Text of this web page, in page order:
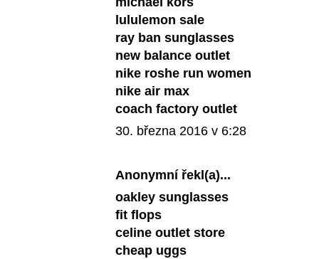
lululemon sale
ray ban sunglasses
new balance outlet
nike roshe run women
nike air max
coach factory outlet
30. března 2016 v 6:28
Anonymní řekl(a)...
oakley sunglasses
fit flops
celine outlet store
cheap uggs